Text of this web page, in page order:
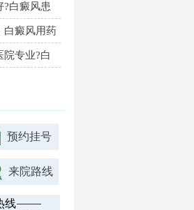
白癜风患
白癜风用药
专业?白
预约挂号
来院路线
线